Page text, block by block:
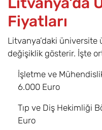
Fiyatları
Litvanya’daki
değişiklik gösterir. İşte
İşletme ve
6.000 Euro
Tıp ve Diş Hekimliği
Euro